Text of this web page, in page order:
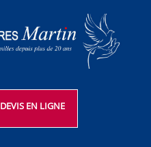
DEVIS EN LIGNE